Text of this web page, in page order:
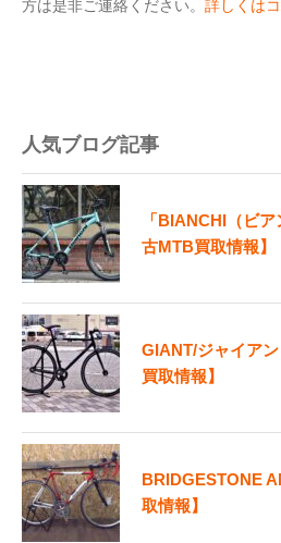
方は是非ご連絡ください。 詳しくは
人気ブログ記事
「BIANCHI（ビ
古MTB買取情報】
GIANT/ジャイア
買取情報】
BRIDGESTONE
取情報】